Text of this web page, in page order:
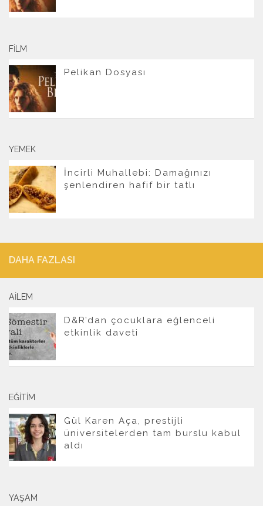
FILM
Pelikan Dosyası
YEMEK
İncirli Muhallebi: Damağınızı
şenlendiren hafif bir tatlı
DAHA FAZLASI
AILEM
D&R’dan çocuklara eğlenceli
etkinlik daveti
EĞITIM
Gül Karen Aça, prestijli
üniversitelerden tam burslu kabul
aldı
YAŞAM